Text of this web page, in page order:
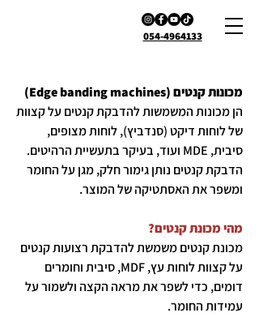
054-4964133
מכונות קנטים (Edge banding machines)
הן מכונות המשמשות להדבקת קנטים על קצוות
של לוחות דיקט (סנדביץ), לוחות מצופים,
סיבית, MDE ועוד, בעיקר בתעשיית הרהיטים.
הדבקת קנטים נותן גימור חלק, מגן על החומר
ומשפר את האסתטיקה של המוצר.
מהי מכונת קנטים?
מכונת קנטים משמשת להדבקת רצועות קנטים
על קצוות לוחות עץ, MDF, סיבית וחומרים
דומים, כדי לשפר את מראה הקצה ולשמור על
עמידות החומר.